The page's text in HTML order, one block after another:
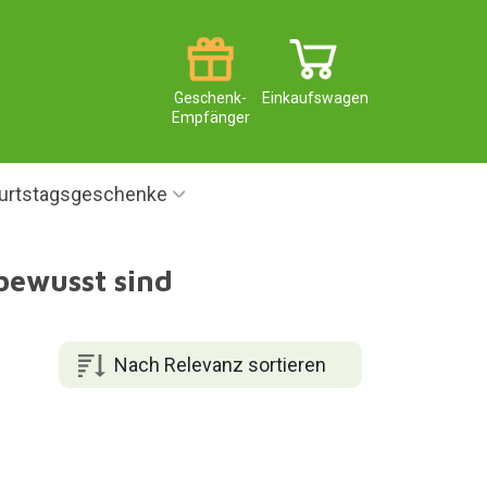
Einkaufswagen
Geschenk-
Empfänger
sind
Nach Relevanz sortieren